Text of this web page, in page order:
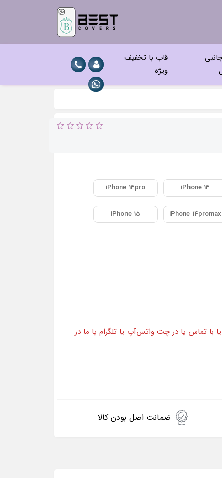
قاب با تخفیف
ویژه
iPhone 13
iPhone 13pro
iPhone 14promax
iPhone 15
با تماس یا در چت واتس‌آپ یا تلگرام با ما در
ضمانت اصل بودن کالا